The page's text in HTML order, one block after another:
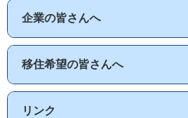
企業の皆さんへ
移住希望の皆さんへ
リンク